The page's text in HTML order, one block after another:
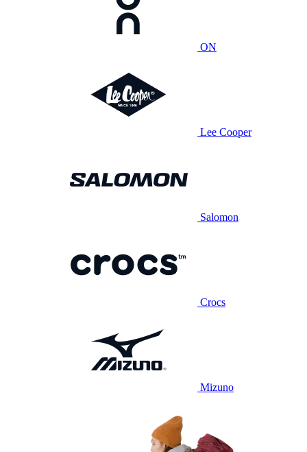
ON
Lee Cooper
Salomon
Crocs
Mizuno